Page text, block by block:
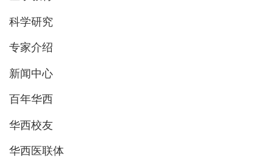
科学研究
专家介绍
新闻中心
百年华西
华西校友
华西医联体